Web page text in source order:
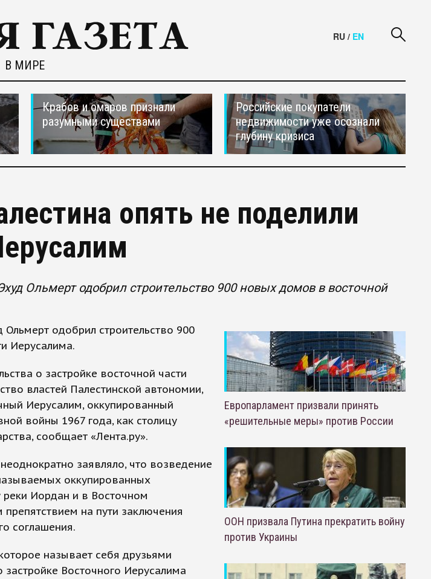
В МИРЕ
RU / EN
Крабов и омаров признали
разумными существами
Российские покупатели
недвижимости уже осознали
глубину кризиса
опять не поделили
Ольмерт одобрил строительство 900 новых домов в восточной
одобрил строительство 900
Иерусалима.
о застройке восточной части
властей Палестинской автономии,
Иерусалим, оккупированный
войны 1967 года, как столицу
сообщает «Лента.ру».
заявляло, что возведение
оккупированных
реки Иордан и в Восточном
на пути заключения
соглашения.
называет себя друзьями
Восточного Иерусалима
Европарламент призвали принять
«решительные меры» против России
ООН призвала Путина прекратить войну
против Украины